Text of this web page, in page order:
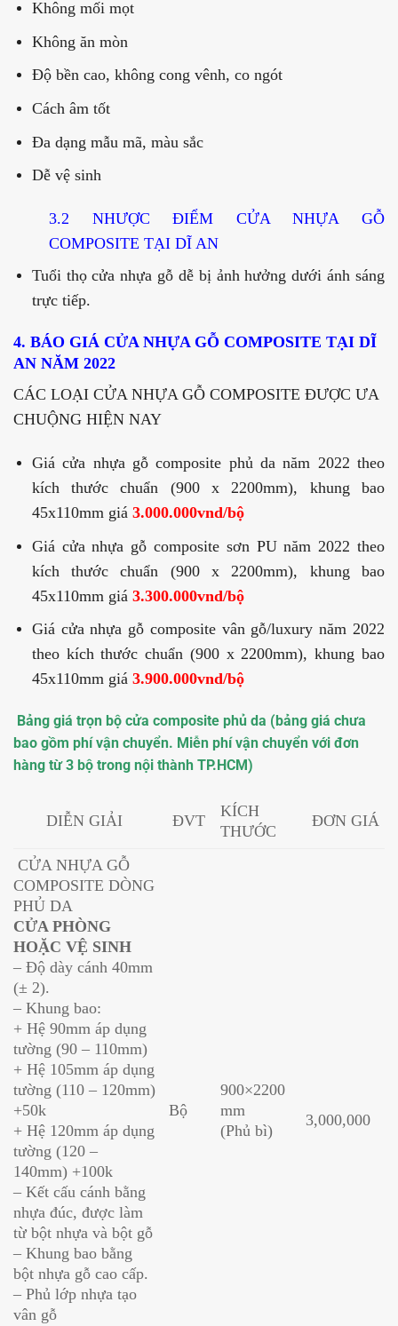
Không mối mọt
Không ăn mòn
Độ bền cao, không cong vênh, co ngót
Cách âm tốt
Đa dạng mẫu mã, màu sắc
Dễ vệ sinh
3.2 NHƯỢC ĐIỂM CỬA NHỰA GỖ
COMPOSITE TẠI DĨ AN
Tuổi thọ cửa nhựa gỗ dễ bị ảnh hưởng dưới ánh sáng
trực tiếp.
4. BÁO GIÁ CỬA NHỰA GỖ COMPOSITE TẠI DĨ
AN NĂM 2022
CÁC LOẠI CỬA NHỰA GỖ COMPOSITE ĐƯỢC ƯA
CHUỘNG HIỆN NAY
Giá cửa nhựa gỗ composite phủ da năm 2022 theo
kích thước chuẩn (900 x 2200mm), khung bao
45x110mm giá 3.000.000vnd/bộ
Giá cửa nhựa gỗ composite sơn PU năm 2022 theo
kích thước chuẩn (900 x 2200mm), khung bao
45x110mm giá 3.300.000vnd/bộ
Giá cửa nhựa gỗ composite vân gỗ/luxury năm 2022
theo kích thước chuẩn (900 x 2200mm), khung bao
45x110mm giá 3.900.000vnd/bộ
Bảng giá trọn bộ cửa composite phủ da (bảng giá chưa
bao gồm phí vận chuyển. Miễn phí vận chuyển với đơn
hàng từ 3 bộ trong nội thành TP.HCM)
DIỄN GIẢI ĐVT
KÍCH
THƯỚC
ĐƠN GIÁ
CỬA NHỰA GỖ
COMPOSITE DÒNG
PHỦ DA
CỬA PHÒNG
HOẶC VỆ SINH
– Độ dày cánh 40mm
(± 2).
– Khung bao:
+ Hệ 90mm áp dụng
tường (90 – 110mm)
+ Hệ 105mm áp dụng
tường (110 – 120mm)
+50k
+ Hệ 120mm áp dụng
tường (120 –
140mm) +100k
– Kết cấu cánh bằng
nhựa đúc, được làm
từ bột nhựa và bột gỗ
– Khung bao bằng
bột nhựa gỗ cao cấp.
– Phủ lớp nhựa tạo
vân gỗ
Bộ
900×2200
mm
(Phủ bì)
3,000,000